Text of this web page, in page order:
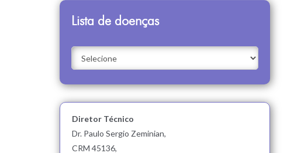
Lista de doenças
Diretor Técnico
Dr. Paulo Sergio Zeminian,
CRM 45136,